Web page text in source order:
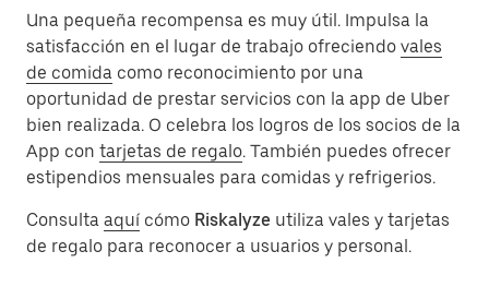
Una pequeña recompensa es muy útil. Impulsa la
satisfacción en el lugar de trabajo ofreciendo vales
de comida como reconocimiento por una
oportunidad de prestar servicios con la app de Uber
bien realizada. O celebra los logros de los socios de la
App con tarjetas de regalo. También puedes ofrecer
estipendios mensuales para comidas y refrigerios.
Consulta aquí cómo Riskalyze utiliza vales y tarjetas
de regalo para reconocer a usuarios y personal.